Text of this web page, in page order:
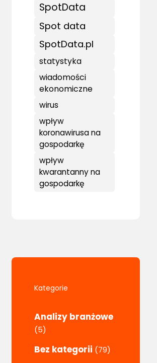
SpotData
Spot data
SpotData.pl
statystyka
wiadomości
ekonomiczne
wirus
wpływ
koronawirusa na
gospodarkę
wpływ
kwarantanny na
gospodarkę
Kategorie
Analizy branżowe
(5)
Bez kategorii (79)